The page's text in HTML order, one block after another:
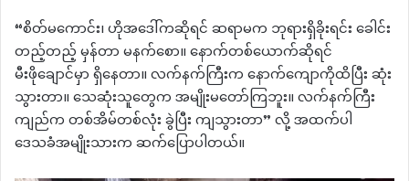
“စိတ်မကောင်း၊ ဟိုအဒေါ်ကဆိုရင် ဆရာမက ဘုရားရှိခိုးရင်း ခေါင်း
တည့်တည့် မှန်တာ မနက်စော။ နောက်တစ်ယောက်ဆိုရင်
မီးဖိုချောင်မှာ ရှိနေတာ။ လက်နက်ကြီးက နောက်ကျောကိုထိပြီး ဆုံး
သွားတာ။ သေဆုံးသူတွေက အမျိုးမတော်ကြဘူး။ လက်နက်ကြီး
ကျည်က တစ်အိမ်တစ်လုံး ခွဲပြီး ကျသွားတာ” လို့ အထက်ပါ
ဒေသခံအမျိုးသားက ဆက်ပြောပါတယ်။